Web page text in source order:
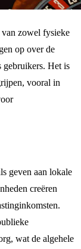
zowel fysieke
op over de
gebruikers. Het is
vooral in
geven aan lokale
creëren
wat de algehele